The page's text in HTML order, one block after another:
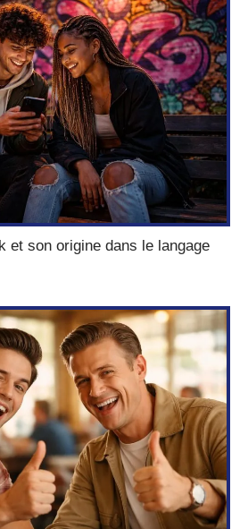
et son origine dans le langage